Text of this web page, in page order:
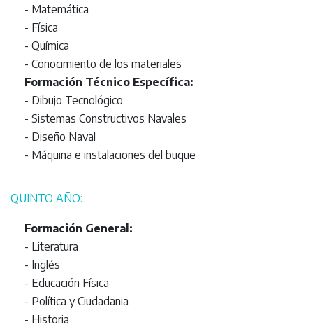
- Matemática
- Física
- Química
- Conocimiento de los materiales
Formación Técnico Específica:
- Dibujo Tecnológico
- Sistemas Constructivos Navales
- Diseño Naval
- Máquina e instalaciones del buque
QUINTO AÑO:
Formación General:
- Literatura
- Inglés
- Educación Física
- Política y Ciudadania
- Historia